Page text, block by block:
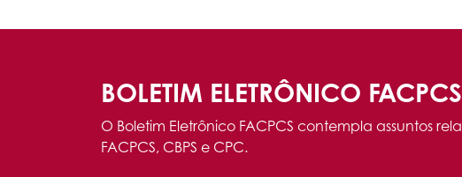
BOLETIM ELETRÔNICO FACPCS
O Boletim Eletrônico FACPCS contempla assuntos
FACPCS, CBPS e CPC.